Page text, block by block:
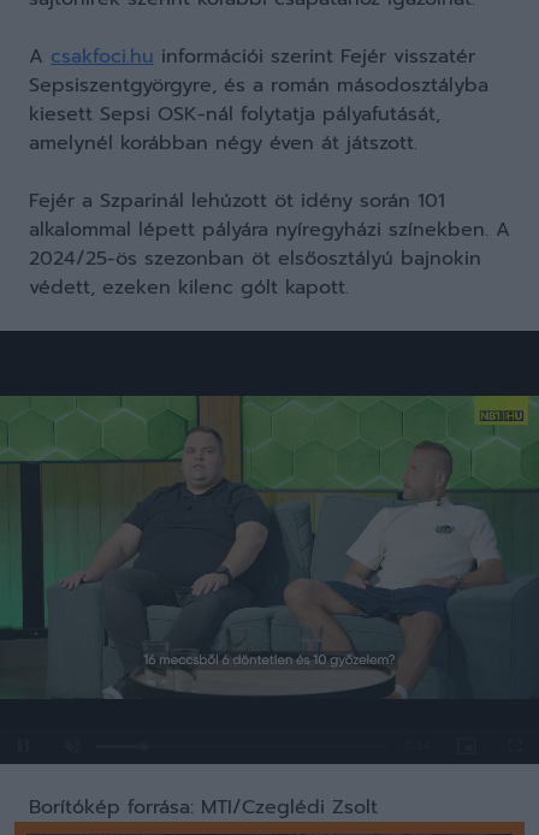
A csakfoci.hu információi szerint Fejér visszatér
Sepsiszentgyörgyre, és a román másodosztályba
kiesett Sepsi OSK-nál folytatja pályafutását,
amelynél korábban négy éven át játszott.
Fejér a Szparinál lehúzott öt idény során 101
alkalommal lépett pályára nyíregyházi színekben. A
2024/25-ös szezonban öt elsőosztályú bajnokin
védett, ezeken kilenc gólt kapott.
0%
Borítókép forrása: MTI/Czeglédi Zsolt